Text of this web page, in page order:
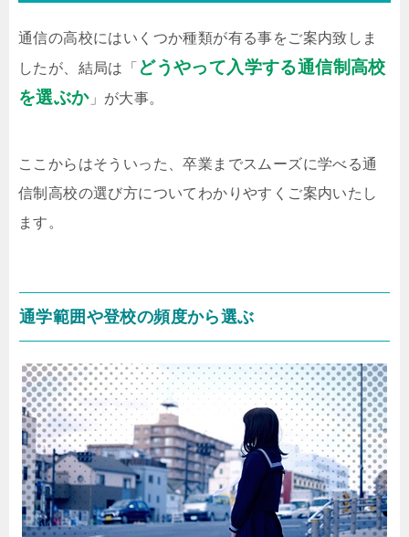
通信の高校にはいくつか種類が有る事をご案内致しま
したが、結局は「 どうやって入学する通信制高校
を選ぶか」が大事。
ここからはそういった、卒業までスムーズに学べる通
信制高校の選び方についてわかりやすくご案内いたし
ます。
通学範囲や登校の頻度から選ぶ